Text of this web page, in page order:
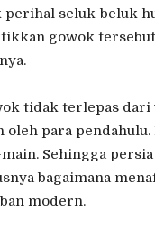
seluk-beluk
gowok
tidak terlepas dari
para
Sehingga
bagaimana
modern.